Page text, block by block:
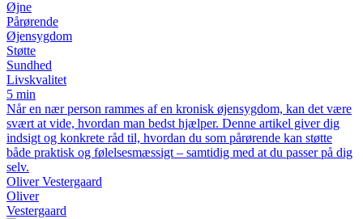
Øjne
Pårørende
Øjensygdom
Støtte
Sundhed
Livskvalitet
5 min
Når en nær person rammes af en kronisk øjensygdom, kan det være
svært at vide, hvordan man bedst hjælper. Denne artikel giver dig
indsigt og konkrete råd til, hvordan du som pårørende kan støtte
både praktisk og følelsesmæssigt – samtidig med at du passer på dig
selv.
Oliver Vestergaard
Oliver
Vestergaard